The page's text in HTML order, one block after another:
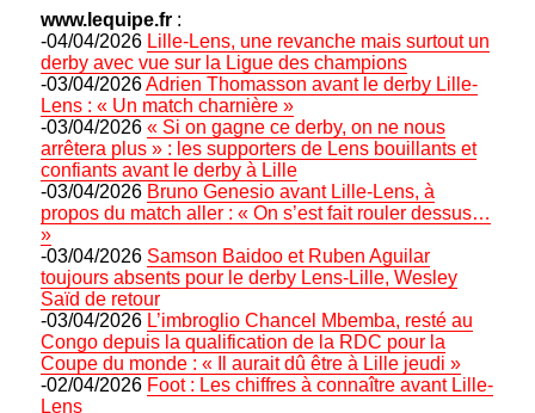
www.lequipe.fr :
-04/04/2026 Lille-Lens, une revanche mais surtout un
derby avec vue sur la Ligue des champions
-03/04/2026Adrien Thomasson avant le derby Lille-
Lens : « Un match charnière »
-03/04/2026« Si on gagne ce derby, on ne nous
arrêtera plus » : les supporters de Lens bouillants et
confiants avant le derby à Lille
-03/04/2026 Bruno Genesio avant Lille-Lens, à
propos du match aller : « On s’est fait rouler dessus…
»
-03/04/2026 Samson Baidoo et Ruben Aguilar
toujours absents pour le derby Lens-Lille, Wesley
Saïd de retour
-03/04/2026 L’imbroglio Chancel Mbemba, resté au
Congo depuis la qualification de la RDC pour la
Coupe du monde : « Il aurait dû être à Lille jeudi »
-02/04/2026 Foot : Les chiffres à connaître avant Lille-
Lens